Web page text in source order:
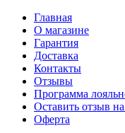
Главная
О магазине
Гарантия
Доставка
Контакты
Отзывы
Программа
Оставить отзыв
Оферта